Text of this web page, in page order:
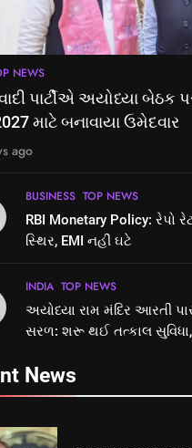
પાસ, વિપક્ષનો
INDIA TOP NEWS
શું તમારું મધ કે ઘી
છે? FSSAIએ
સમાજવાદી
બેઠક પરથી પવન
RBI Monetary
5.25% પર સ્થિર,
NEWS
પાર્ટીએ અયોધ્યા બેઠક
માટે બનાવાયા ઉમેદવાર
ago
BUSINESS TOP NEWS
RBI Monetary Policy: રેપો
સ્થિર, EMI નહીં ઘટે
INDIA TOP NEWS
અયોધ્યા રામ મંદિર આરતી
સરળ: શરૂ થઈ તત્કાલ
News
મુક્તિ,ગુજરાતમાં
પ્રક્રિયા બની
GUJARAT TOP NEWS
રાજ્યસભામાં
નોંધણી
શું તમારું મધ કે ઘી
છે? FSSAIએ
સમાજવાદી
બેઠક પરથી પવન
માટે બનાવાયા